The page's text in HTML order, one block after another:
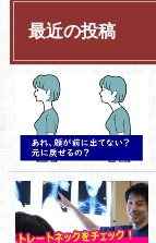
最近の投稿